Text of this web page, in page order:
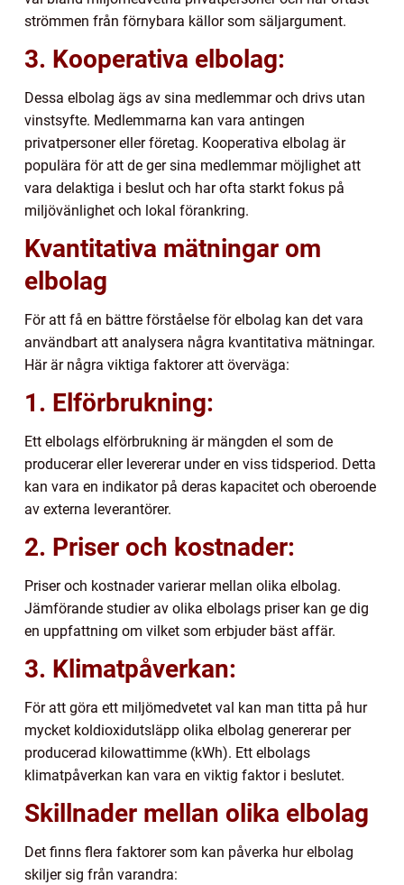
strömmen från förnybara källor som säljargument.
3. Kooperativa elbolag:
Dessa elbolag ägs av sina medlemmar och drivs utan
vinstsyfte. Medlemmarna kan vara antingen
privatpersoner eller företag. Kooperativa elbolag är
populära för att de ger sina medlemmar möjlighet att
vara delaktiga i beslut och har ofta starkt fokus på
miljövänlighet och lokal förankring.
Kvantitativa mätningar om
elbolag
För att få en bättre förståelse för elbolag kan det vara
användbart att analysera några kvantitativa mätningar.
Här är några viktiga faktorer att överväga:
1. Elförbrukning:
Ett elbolags elförbrukning är mängden el som de
producerar eller levererar under en viss tidsperiod. Detta
kan vara en indikator på deras kapacitet och oberoende
av externa leverantörer.
2. Priser och kostnader:
Priser och kostnader varierar mellan olika elbolag.
Jämförande studier av olika elbolags priser kan ge dig
en uppfattning om vilket som erbjuder bäst affär.
3. Klimatpåverkan:
För att göra ett miljömedvetet val kan man titta på hur
mycket koldioxidutsläpp olika elbolag genererar per
producerad kilowattimme (kWh). Ett elbolags
klimatpåverkan kan vara en viktig faktor i beslutet.
Skillnader mellan olika elbolag
Det finns flera faktorer som kan påverka hur elbolag
skiljer sig från varandra: